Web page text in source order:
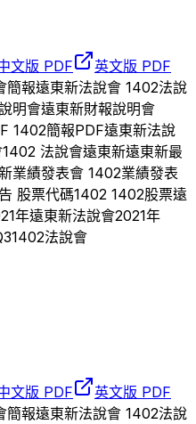
文版 PDF
英文版 PDF
簡報遠東新法說會 1402法說
明會遠東新財報說明會
1402簡報PDF遠東新法說
1402 法說會遠東新遠東新最
業績發表會 1402業績發表
股票代碼1402 1402股票遠
年遠東新法說會2021年
31402法說會
文版 PDF
英文版 PDF
簡報遠東新法說會 1402法說